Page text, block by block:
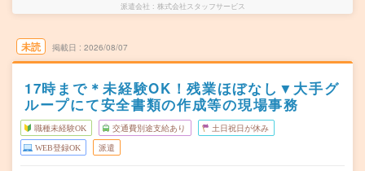
派遣会社 株式会社スタッフサービス
未読 掲載日 2026/08/07
17時まで＊未経験OK！残業ほぼなし▼大手グ
ループにて安全書類の作成等の現場事務
職種未経験OK 交通費別途支給あり 土日祝日が休み
WEB登録OK 派遣